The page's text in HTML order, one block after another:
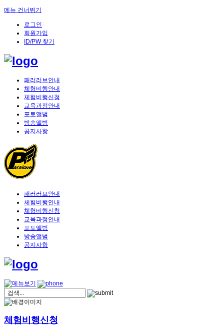
메뉴 건너뛰기
로그인
회원가입
ID/PW 찾기
패러러브안내
체험비행안내
체험비행신청
교육과정안내
포토앨범
방송앨범
공지사항
패러러브안내
체험비행안내
체험비행신청
교육과정안내
포토앨범
방송앨범
공지사항
체험비행신청